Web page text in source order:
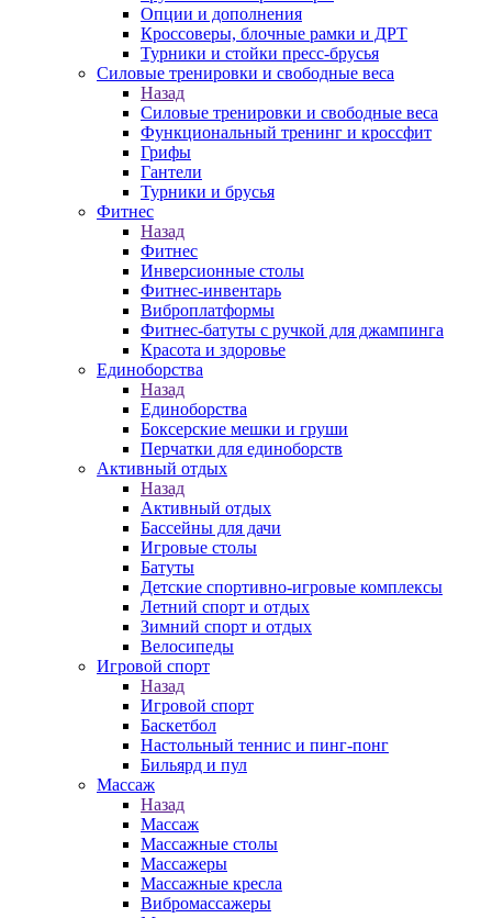
Опции и дополнения
Кроссоверы, блочные рамки и ДРТ
Турники и стойки пресс-брусья
Силовые тренировки и свободные веса
Назад
Силовые тренировки и свободные веса
Функциональный тренинг и кроссфит
Грифы
Гантели
Турники и брусья
Фитнес
Назад
Фитнес
Инверсионные столы
Фитнес-инвентарь
Виброплатформы
Фитнес-батуты с ручкой для джампинга
Красота и здоровье
Единоборства
Назад
Единоборства
Боксерские мешки и груши
Перчатки для единоборств
Активный отдых
Назад
Активный отдых
Бассейны для дачи
Игровые столы
Батуты
Детские спортивно-игровые комплексы
Летний спорт и отдых
Зимний спорт и отдых
Велосипеды
Игровой спорт
Назад
Игровой спорт
Баскетбол
Настольный теннис и пинг-понг
Бильярд и пул
Массаж
Назад
Массаж
Массажные столы
Массажеры
Массажные кресла
Вибромассажеры